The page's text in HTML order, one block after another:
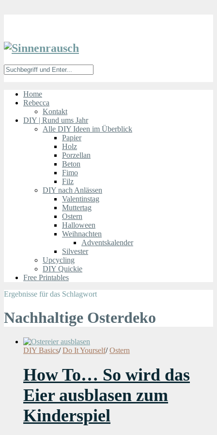
Home
Rebecca
Kontakt
DIY | Rund ums Jahr
Alle DIY Ideen im Überblick
Papier
Holz
Porzellan
Beton
Fimo
Filz
DIY nach Anlässen
Valentinstag
Muttertag
Ostern
Halloween
Weihnachten
Adventskalender
Silvester
Upcycling
DIY Quickie
Free Printables
Ergebnisse für das Schlagwort
Nachhaltige Osterdeko
DIY Basics/ Do It Yourself/ Ostern
How To… So wird das
Eier ausblasen zum
Kinderspiel